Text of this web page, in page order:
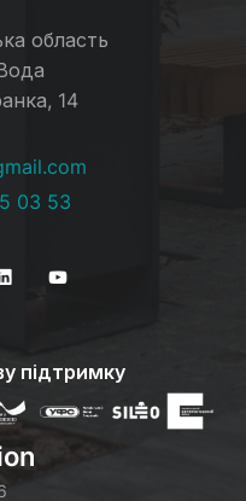
область
14
03 53
підтримку